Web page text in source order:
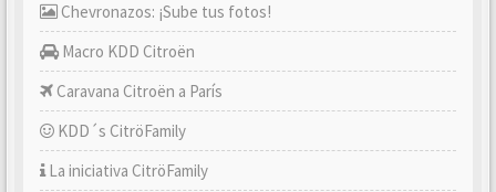
Chevronazos: ¡Sube tus fotos!
Macro KDD Citroën
Caravana Citroën a París
KDD´s CitröFamily
La iniciativa CitröFamily